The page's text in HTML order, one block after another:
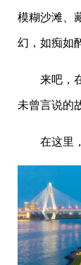
模糊沙滩、
幻，如痴如
来吧，在
未曾言说的
在这里，